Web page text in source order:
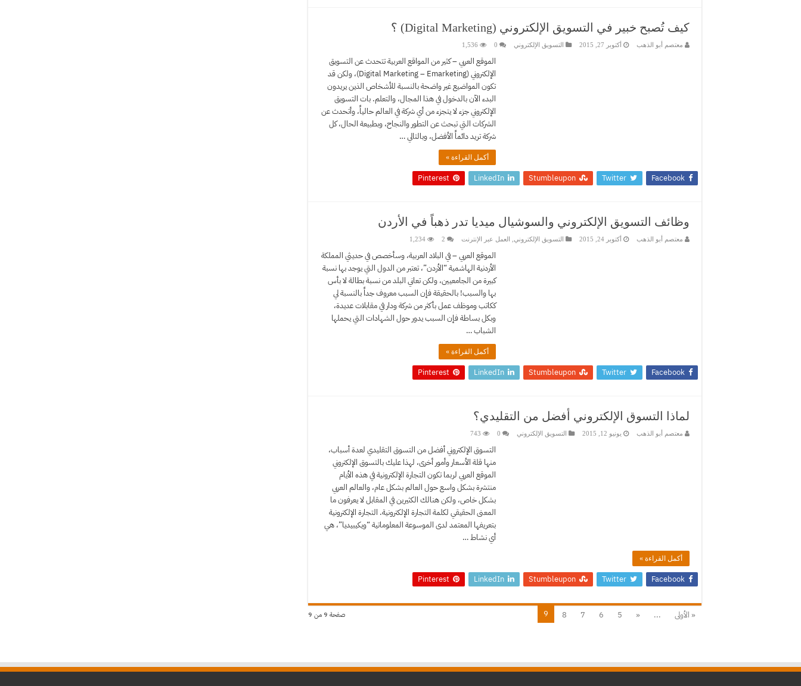
كيف تُصبح خبير في التسويق الإلكتروني (Digital Marketing) ؟
معتصم أبو الذهب أكتوبر 27, 2015 التسويق الإلكتروني 0
1,536
الموقع العربي – كثير من المواقع العربية تتحدث عن التسويق
الإلكتروني (Digital Marketing – Emarketing)، ولكن قد
تكون المواضيع غير واضحة بالنسبة للأشخاص الذين يريدون
البدء الآن بالدخول في هذا المجال، والتعلم. بات التسويق
الإلكتروني جزء لا يتجزء من أي شركة في العالم حالياً، وأتحدث عن
الشركات التي تبحث عن التطور والنجاح، وبطبيعة الحال، كل
شركة تريد دائماً الأفضل، وبالتالي …
أكمل القراءة »
Facebook
Twitter
Stumbleupon
LinkedIn
Pinterest
وظائف التسويق الإلكتروني والسوشيال ميديا تدر ذهباً في الأردن
معتصم أبو الذهب أكتوبر 24, 2015 التسويق الإلكتروني العمل عبر الإنترنت 2
1,234
الموقع العربي – في البلاد العربية، وسأخصص في حديثي المملكة
الأردنية الهاشمية “الأردن”، تعتبر من الدول التي يوجد بها نسبة
كبيرة من الجامعيين، ولكن تعاني البلد من نسبة بطالة لا بأس
بها والسبب! بالحقيقة فإن السبب معروف جداً بالنسبة لي
ككاتب وموظف عمل بأكثر من شركة ودار في مقابلات عديدة،
وبكل بساطة فإن السبب يدور حول الشهادات التي يحملها
الشباب …
أكمل القراءة »
Facebook
Twitter
Stumbleupon
LinkedIn
Pinterest
لماذا التسوق الإلكتروني أفضل من التقليدي؟
معتصم أبو الذهب يونيو 12, 2015 التسويق الإلكتروني 0
743
التسوق الإلكتروني أفضل من التسوق التقليدي لعدة أسباب،
منها قلة الأسعار وأمور أخرى، لهذا عليك بالتسوق الإلكتروني
الموقع العربي لربما تكون التجارة الإلكترونية في هذه الأيام
منتشرة بشكل واسع حول العالم بشكل عام، والعالم العربي
بشكل خاص، ولكن هنالك الكثيرين في المقابل لا يعرفون ما
المعنى الحقيقي لكلمة التجارة الإلكترونية. التجارة الإلكترونية
بتعريفها المعتمد لدى الموسوعة المعلوماتية “ويكيبيديا”، هي
أي نشاط …
أكمل القراءة »
Facebook
Twitter
Stumbleupon
LinkedIn
Pinterest
صفحة 9 من 9 « الأولى ...
«
5
6
7
8
9